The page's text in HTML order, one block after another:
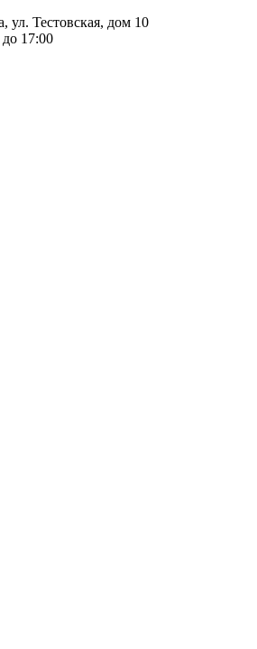
ул. Тестовская, дом 10
17:00